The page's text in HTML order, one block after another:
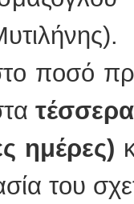
ποσό
ημέρες)
του